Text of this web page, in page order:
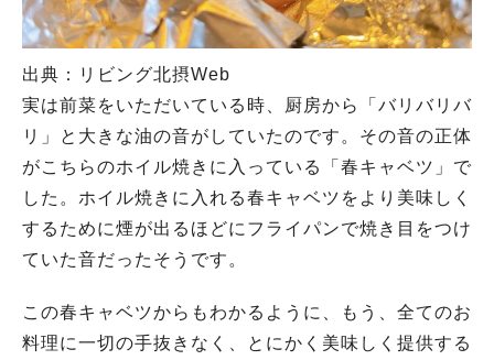
出典：リビング北摂Web
実は前菜をいただいている時、厨房から「バリバリバ
リ」と大きな油の音がしていたのです。その音の正体
がこちらのホイル焼きに入っている「春キャベツ」で
した。ホイル焼きに入れる春キャベツをより美味しく
するために煙が出るほどにフライパンで焼き目をつけ
ていた音だったそうです。
この春キャベツからもわかるように、もう、全てのお
料理に一切の手抜きなく、とにかく美味しく提供する